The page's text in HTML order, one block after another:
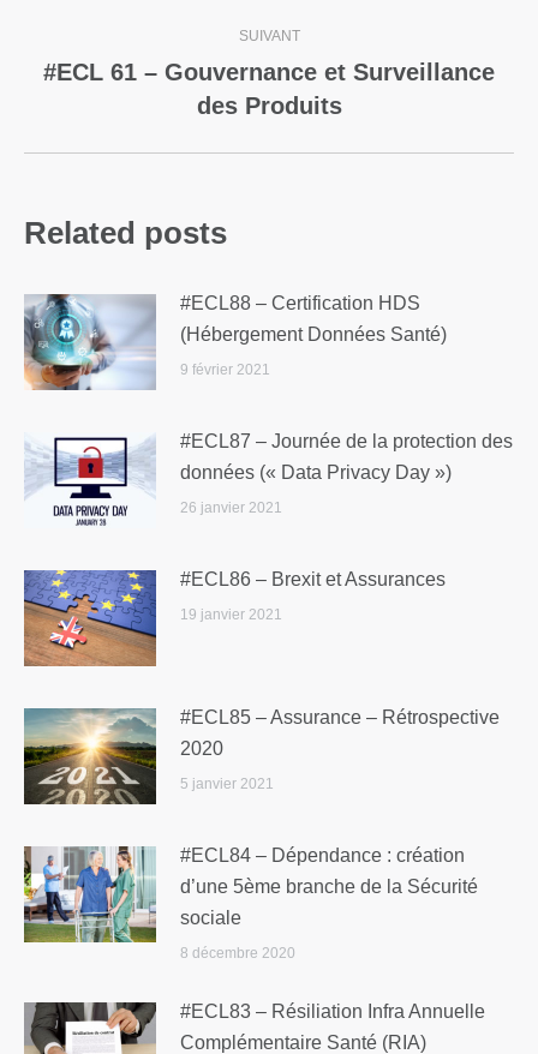
SUIVANT
#ECL 61 – Gouvernance et Surveillance
des Produits
Related posts
#ECL88 – Certification HDS
(Hébergement Données Santé)
9 février 2021
#ECL87 – Journée de la protection des
données (« Data Privacy Day »)
26 janvier 2021
#ECL86 – Brexit et Assurances
19 janvier 2021
#ECL85 – Assurance – Rétrospective
2020
5 janvier 2021
#ECL84 – Dépendance : création
d’une 5ème branche de la Sécurité
sociale
8 décembre 2020
#ECL83 – Résiliation Infra Annuelle
Complémentaire Santé (RIA)